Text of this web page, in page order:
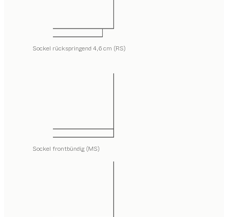
Sockel rückspringend 4,6 cm (RS)
Sockel frontbündig (MS)